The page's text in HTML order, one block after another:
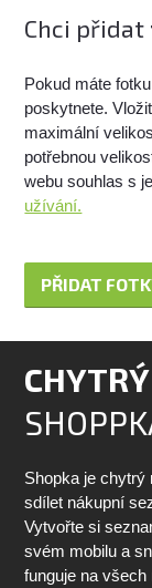
Chci přidat
Pokud máte
poskytnete.
maximální
potřebnou
webu souhlas s
užívání.
PŘIDAT
Shopka je chytrý
sdílet nákupní
Vytvořte si
svém mobilu a
funguje na